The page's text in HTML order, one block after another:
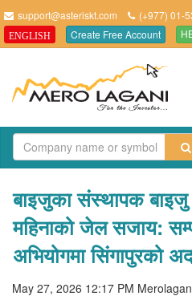
support@asteriskt.com (+977) 01-
ENGLISH Create Free Account
बाइजुका संस्थापक बाइजु
महिनाको जेल सजाय:
अभियोगमा सिंगापुरको
May 27, 2026 12:17 PM